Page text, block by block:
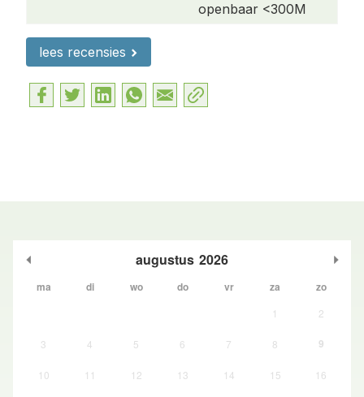
Extra voorzieningen & buitenruimte
Het appartement beschikt over vloerverwarming,
die per kamer afzonderlijk te regelen is.
In de hal van De Staetige Dames een kleine ruimte
openbare parkeerplaats beschikbaar voor extra
openbaar <300M
lees recensies
augustus 2026
ma di wo do vr za zo
1 2
3 4 5 6 7 8 9
10 11 12 13 14 15 16